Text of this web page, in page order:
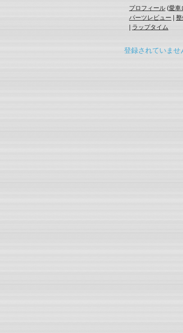
プロフィール (愛車
パーツレビュー
ラップタイム
登録されていませ